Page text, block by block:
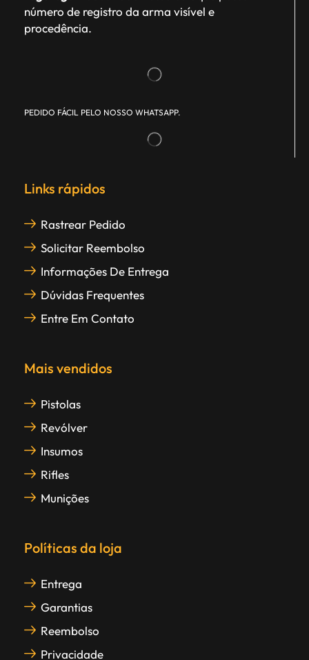
número de registro da arma visível e
procedência.
PEDIDO FÁCIL PELO NOSSO WHATSAPP.
Links rápidos
Rastrear Pedido
Solicitar Reembolso
Informações De Entrega
Dúvidas Frequentes
Entre Em Contato
Mais vendidos
Pistolas
Revólver
Insumos
Rifles
Munições
Políticas da loja
Entrega
Garantias
Reembolso
Privacidade